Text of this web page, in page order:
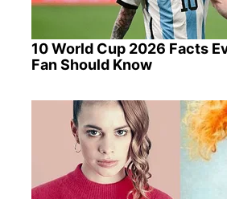
10 World Cup 2026 Facts
Fan Should Know